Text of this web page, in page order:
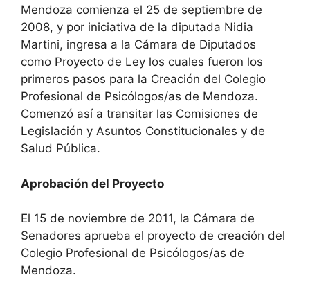
Mendoza comienza el 25 de septiembre de
2008, y por iniciativa de la diputada Nidia
Martini, ingresa a la Cámara de Diputados
como Proyecto de Ley los cuales fueron los
primeros pasos para la Creación del Colegio
Profesional de Psicólogos/as de Mendoza.
Comenzó así a transitar las Comisiones de
Legislación y Asuntos Constitucionales y de
Salud Pública.
Aprobación del Proyecto
El 15 de noviembre de 2011, la Cámara de
Senadores aprueba el proyecto de creación del
Colegio Profesional de Psicólogos/as de
Mendoza.